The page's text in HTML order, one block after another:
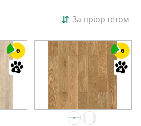
За пріорітетом
6 6